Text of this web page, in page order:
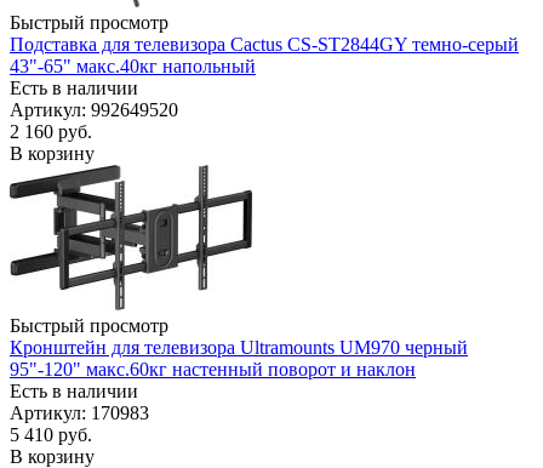
Быстрый просмотр
Подставка для телевизора Cactus CS-ST2844GY темно-серый
43"-65" макс.40кг напольный
Есть в наличии
Артикул: 992649520
2 160 руб.
В корзину
Быстрый просмотр
Кронштейн для телевизора Ultramounts UM970 черный
95"-120" макс.60кг настенный поворот и наклон
Есть в наличии
Артикул: 170983
5 410 руб.
В корзину